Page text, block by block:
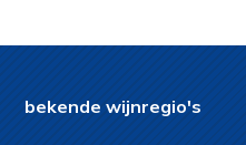
bekende wijnregio's